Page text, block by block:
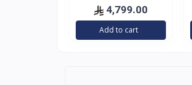
QLED ذكي سمارت،
بشاشة مقاس 85 بوصة
بدقة 4K نظام webOS
4,799.00
Add to cart